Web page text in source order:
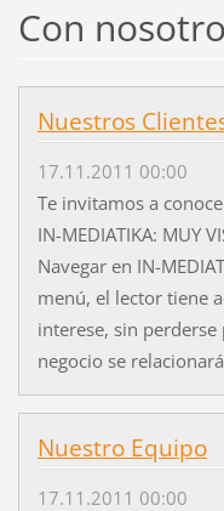
Con
Nuestros
17.11.2011 00:00
Te invitamos a
IN-MEDIATIKA: MUY
Navegar en IN-
menú, el lector tiene
interese, sin
negocio se
Nuestro Equipo
17.11.2011 00:00